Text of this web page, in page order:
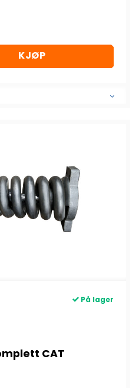
antall
KJØP
På lager
CAT